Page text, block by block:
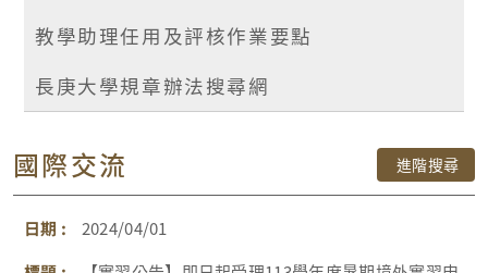
教學助理任用及評核作業要點
長庚大學規章辦法搜尋網
國際交流 進階搜尋
2024/04/01